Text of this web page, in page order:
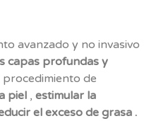
avanzado y no invasivo
capas profundas y
procedimiento de
piel , estimular la
el exceso de grasa .